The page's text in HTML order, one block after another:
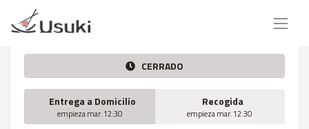
CERRADO
Entrega a Domicilio
empieza mar. 12:30
Recogida
empieza mar. 12:30